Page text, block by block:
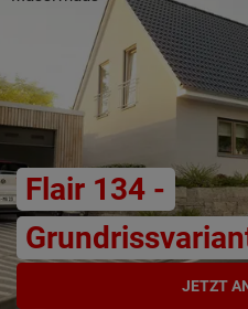
Flair 134 -
JETZT